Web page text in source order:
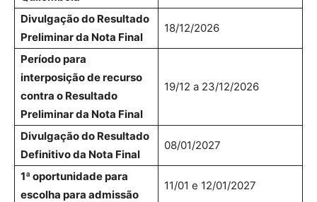
Divulgação do Resultado
Preliminar da Nota Final
18/12/2026
Período para
interposição de recurso
contra o Resultado
Preliminar da Nota Final
19/12 a 23/12/2026
Divulgação do Resultado
Definitivo da Nota Final
08/01/2027
1ª oportunidade para
escolha para admissão
11/01 e 12/01/2027